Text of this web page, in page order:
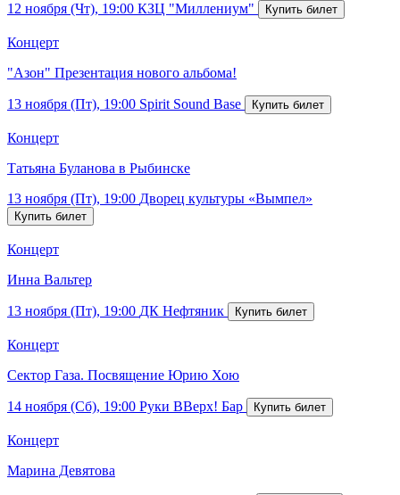
12 ноября (Чт), 19:00 КЗЦ "Миллениум"
Концерт
"Азон" Презентация нового альбома!
13 ноября (Пт), 19:00 Spirit Sound Base
Концерт
Татьяна Буланова в Рыбинске
13 ноября (Пт), 19:00 Дворец культуры «Вымпел»
Концерт
Инна Вальтер
13 ноября (Пт), 19:00 ДК Нефтяник
Концерт
Сектор Газа. Посвящение Юрию Хою
14 ноября (Сб), 19:00 Руки ВВерх! Бар
Концерт
Марина Девятова